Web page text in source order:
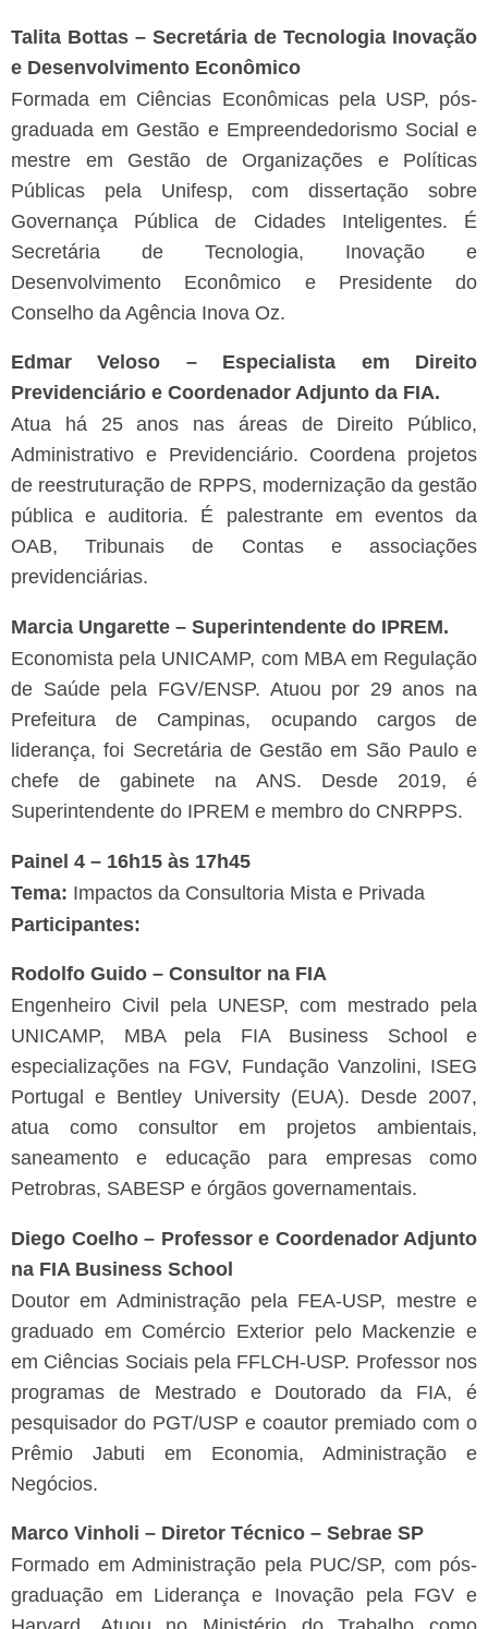
Talita Bottas – Secretária de Tecnologia Inovação
e Desenvolvimento Econômico
Formada em Ciências Econômicas pela USP, pós-
graduada em Gestão e Empreendedorismo Social e
mestre em Gestão de Organizações e Políticas
Públicas pela Unifesp, com dissertação sobre
Governança Pública de Cidades Inteligentes. É
Secretária de Tecnologia, Inovação e
Desenvolvimento Econômico e Presidente do
Conselho da Agência Inova Oz.
Edmar Veloso – Especialista em Direito
Previdenciário e Coordenador Adjunto da FIA.
Atua há 25 anos nas áreas de Direito Público,
Administrativo e Previdenciário. Coordena projetos
de reestruturação de RPPS, modernização da gestão
pública e auditoria. É palestrante em eventos da
OAB, Tribunais de Contas e associações
previdenciárias.
Marcia Ungarette – Superintendente do IPREM.
Economista pela UNICAMP, com MBA em Regulação
de Saúde pela FGV/ENSP. Atuou por 29 anos na
Prefeitura de Campinas, ocupando cargos de
liderança, foi Secretária de Gestão em São Paulo e
chefe de gabinete na ANS. Desde 2019, é
Superintendente do IPREM e membro do CNRPPS.
Painel 4 – 16h15 às 17h45
Tema: Impactos da Consultoria Mista e Privada
Participantes:
Rodolfo Guido – Consultor na FIA
Engenheiro Civil pela UNESP, com mestrado pela
UNICAMP, MBA pela FIA Business School e
especializações na FGV, Fundação Vanzolini, ISEG
Portugal e Bentley University (EUA). Desde 2007,
atua como consultor em projetos ambientais,
saneamento e educação para empresas como
Petrobras, SABESP e órgãos governamentais.
Diego Coelho – Professor e Coordenador Adjunto
na FIA Business School
Doutor em Administração pela FEA-USP, mestre e
graduado em Comércio Exterior pelo Mackenzie e
em Ciências Sociais pela FFLCH-USP. Professor nos
programas de Mestrado e Doutorado da FIA, é
pesquisador do PGT/USP e coautor premiado com o
Prêmio Jabuti em Economia, Administração e
Negócios.
Marco Vinholi – Diretor Técnico – Sebrae SP
Formado em Administração pela PUC/SP, com pós-
graduação em Liderança e Inovação pela FGV e